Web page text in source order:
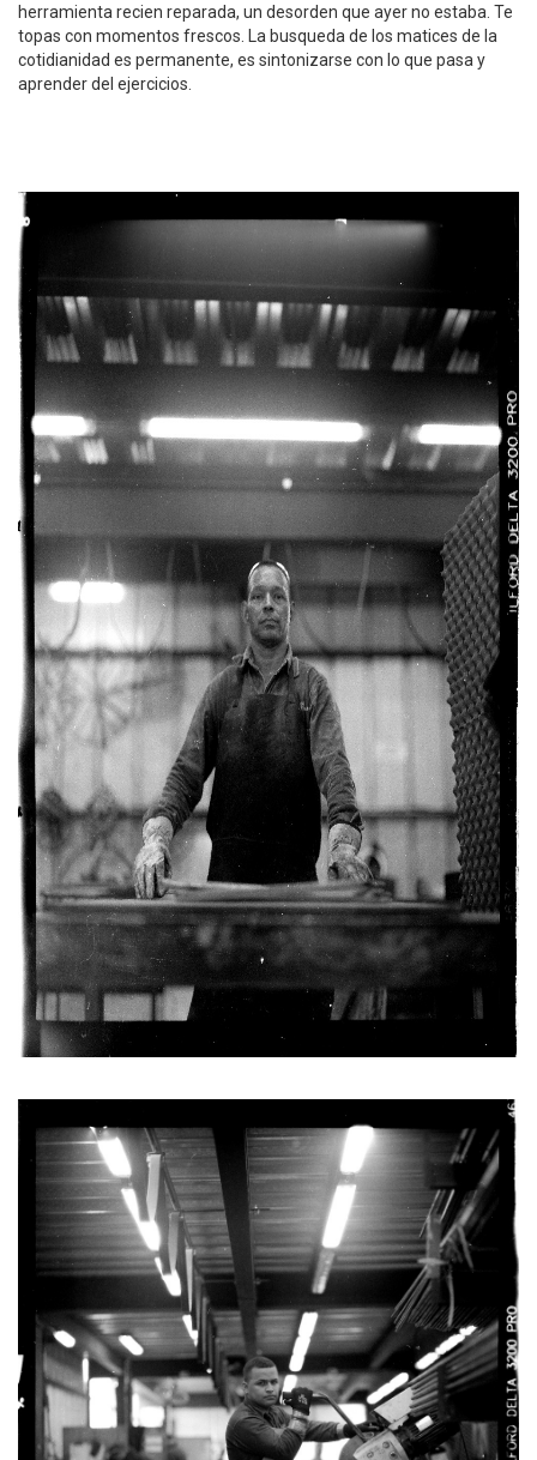
herramienta recien reparada, un desorden que ayer no estaba. Te
topas con momentos frescos. La busqueda de los matices de la
cotidianidad es permanente, es sintonizarse con lo que pasa y
aprender del ejercicios.